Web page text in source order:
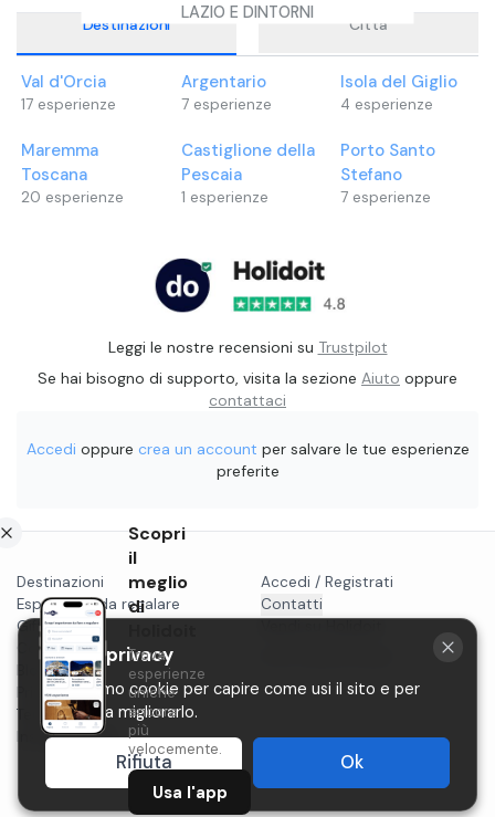
LAZIO E DINTORNI
Destinazioni Città
Val d'Orcia
17 esperienze
Argentario
7 esperienze
Isola del Giglio
4 esperienze
Maremma
Toscana
20 esperienze
Castiglione della
Pescaia
1 esperienze
Porto Santo
Stefano
7 esperienze
Leggi le nostre recensioni su Trustpilot
Se hai bisogno di supporto, visita la sezione Aiuto oppure
contattaci
Accedi oppure crea un account per salvare le tue esperienze
preferite
Destinazioni
Esperienze da regalare
Gift card
Cosa fare a...
Blog
Privacy
Termini
Instagram
Accedi / Registrati
Contatti
Scopri
il
meglio
di
Trova
esperienze
uniche
ancora
più
velocemente.
Usa l'app
La tua privacy
Utilizziamo cookie per capire come usi il sito e per
aiutarci a migliorarlo.
Rifiuta Ok